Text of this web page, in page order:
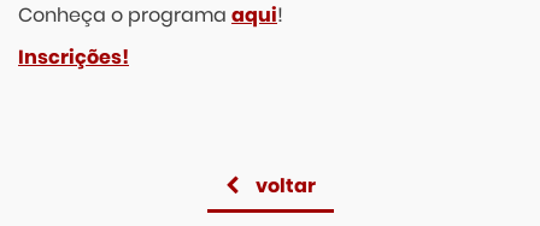
Conheça o programa aqui!
Inscrições!
voltar